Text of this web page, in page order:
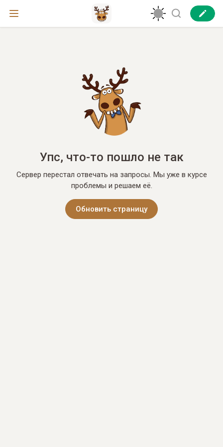
Упс, что-то пошло не так
Сервер перестал отвечать на запросы. Мы уже в курсе
проблемы и решаем её.
Обновить страницу